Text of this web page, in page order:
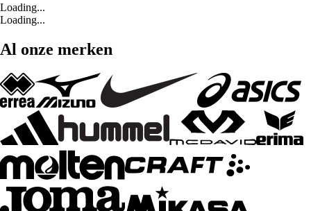
Loading...
Loading...
Al onze merken